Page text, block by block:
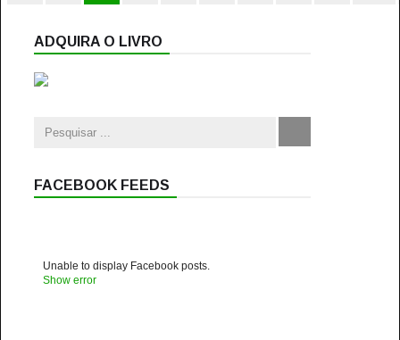
ADQUIRA O LIVRO
FACEBOOK FEEDS
Unable to display Facebook posts.
Show error